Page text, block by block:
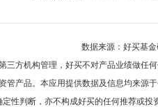
数据来源：好买基
三方机构管理，好买不对产品业绩做
管产品。本应用提供数据及信息均来
性判断，亦不构成好买的任何推荐或